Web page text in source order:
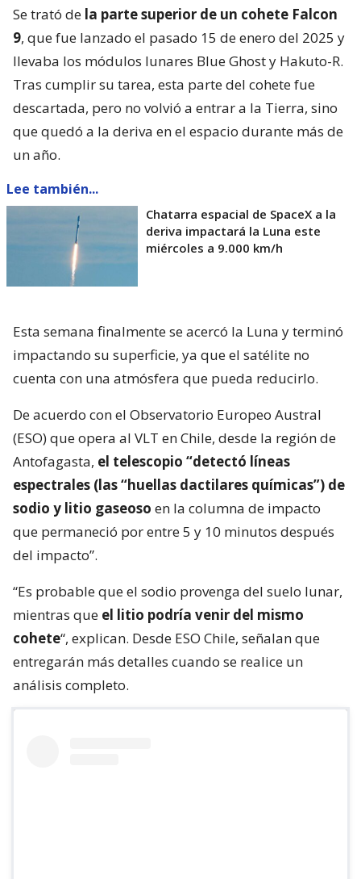
Se trató de la parte superior de un cohete Falcon
9, que fue lanzado el pasado 15 de enero del 2025 y
llevaba los módulos lunares Blue Ghost y Hakuto-R.
Tras cumplir su tarea, esta parte del cohete fue
descartada, pero no volvió a entrar a la Tierra, sino
que quedó a la deriva en el espacio durante más de
un año.
Lee también...
Chatarra espacial de SpaceX a la
deriva impactará la Luna este
miércoles a 9.000 km/h
Esta semana finalmente se acercó la Luna y terminó
impactando su superficie, ya que el satélite no
cuenta con una atmósfera que pueda reducirlo.
De acuerdo con el Observatorio Europeo Austral
(ESO) que opera al VLT en Chile, desde la región de
Antofagasta, el telescopio “detectó líneas
espectrales (las “huellas dactilares químicas”) de
sodio y litio gaseoso en la columna de impacto
que permaneció por entre 5 y 10 minutos después
del impacto”.
“Es probable que el sodio provenga del suelo lunar,
mientras que el litio podría venir del mismo
cohete“, explican. Desde ESO Chile, señalan que
entregarán más detalles cuando se realice un
análisis completo.